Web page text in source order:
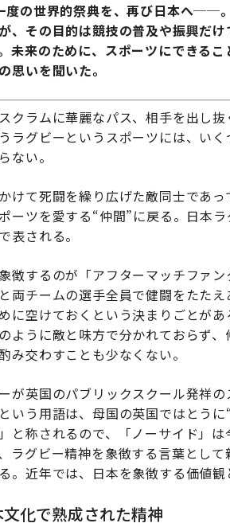
度の世界的祭典を、再び日本へ──
、その目的は競技の普及や振興だ
未来のために、スポーツにできる
思いを聞いた。
クラムに華麗なパス、相手を出し
ラグビーというスポーツには、い
ない。
けて死闘を繰り広げた敵同士であ
ーツを愛する“仲間”に戻る。日本
表される。
徴するのが「アフターマッチファ
両チームの選手全員で健闘をたた
に空けておくという決まりごとが
ように敵と味方で分かれておらず
み交わすことも少なくない。
が英国のパブリックスクール発祥
いう用語は、母国の英国ではとう
と称されるので、「ノーサイド」
ラグビー精神を象徴する言葉とし
。近年では、日本を象徴する価値
文化で熟成された精神